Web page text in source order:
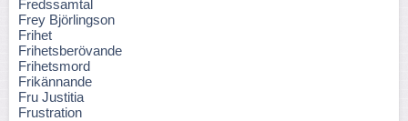
Fredssamtal
Frey Björlingson
Frihet
Frihetsberövande
Frihetsmord
Frikännande
Fru Justitia
Frustration